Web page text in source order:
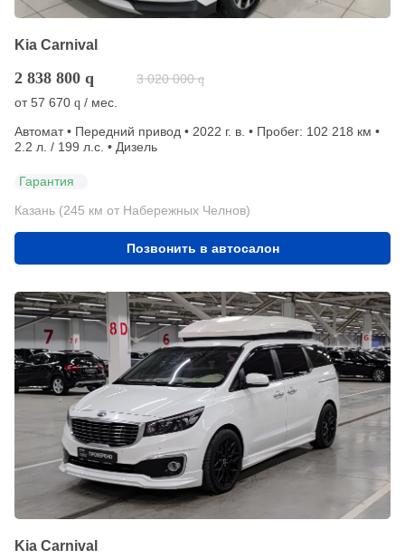
Kia Carnival
2 838 800 q 3 020 000 q
от57 670 q / мес.
Автомат • Передний привод • 2022 г. в. • Пробег: 102 218 км •
2.2 л. / 199 л.с. • Дизель
Гарантия
Казань (245 км от Набережных Челнов)
Позвонить в автосалон
Kia Carnival